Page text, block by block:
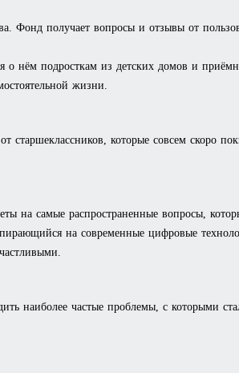
Фонд получает вопросы и отзывы от
о нём подросткам из детских домов и
жизни.
которые совсем скоро
самые распространенные вопросы,
на современные цифровые
наиболее частые проблемы, с которыми